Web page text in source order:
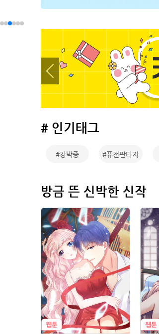
# 인기태그
#강박증 #퓨전판타지
방금 뜬 신박한 신작